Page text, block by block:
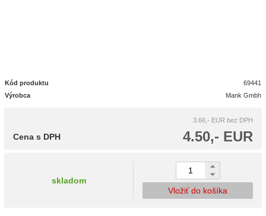
Kód produktu
69441
Výrobca
Mank Gmbh
3.66,- EUR bez DPH
4.50,- EUR
Cena s DPH
skladom
Vložiť do košíka